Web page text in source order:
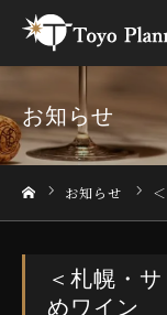
お知らせ
お知らせ
＜札幌・
めワイン